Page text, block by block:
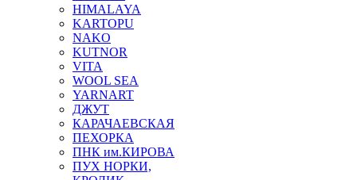
HIMALAYA
KARTOPU
NAKO
KUTNOR
VITA
WOOL SEA
YARNART
ДЖУТ
КАРАЧАЕВСКАЯ
ПЕХОРКА
ПНК им.КИРОВА
ПУХ НОРКИ,